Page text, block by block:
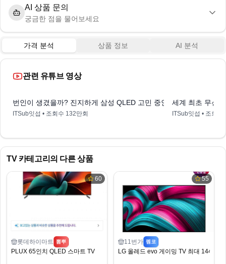
AI 상품 문의
궁금한 점을 물어보세요
가격 분석 상품 정보 AI 분석
관련 유튜브 영상
번인이 생겼을까? 진지하게 삼성 QLED 고민 중인 화질 끝판왕 LG
ITSub잇섭 • 조회수 132만회
세계 최초 무선
ITSub잇섭 • 조회수
TV 카테고리의 다른 상품
60
롯데하이마트 뽐뿌
PLUX 65인치 QLED 스마트 TV
55
11번가 펨코
LG 올레드 evo 게이밍 TV 최대 144Hz